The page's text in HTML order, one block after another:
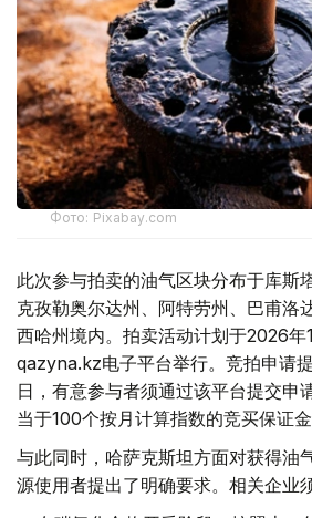
Фото: Pixabay.com
此次参与拍卖的油气区块分布于库斯
克孜勒奥尔达州、阿特劳州、巴甫洛
西哈州境内。拍卖活动计划于2026年
qazyna.kz电子平台举行。竞拍申请
日，有意参与者须通过该平台提交申
当于100个按月计算指数的竞买保证金
与此同时，哈萨克斯坦方面对获得油
源使用者提出了明确要求。相关企业